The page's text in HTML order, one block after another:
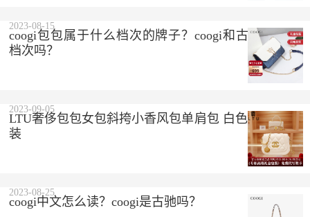
coogi包包属于什么档次的牌子？coogi和古驰是一个
档次吗？
2023-08-15
LTU奢侈包包女包斜挎小香风包单肩包 白色 精美礼盒
装
2023-09-05
coogi中文怎么读？coogi是古驰吗？
2023-08-25